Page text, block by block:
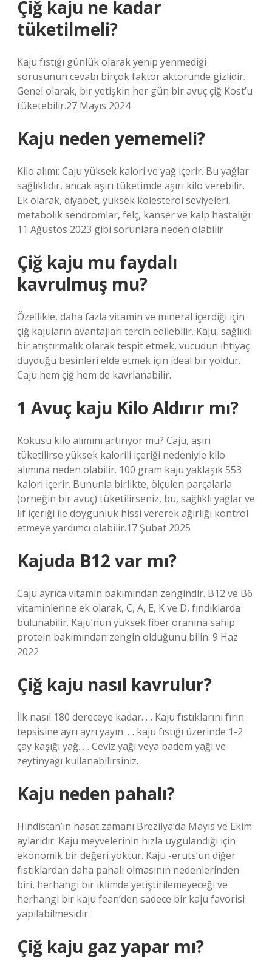
Çiğ kaju ne kadar
tüketilmeli?
Kaju fıstığı günlük olarak yenip yenmediği
sorusunun cevabı birçok faktör aktöründe gizlidir.
Genel olarak, bir yetişkin her gün bir avuç çiğ Kost’u
tüketebilir.27 Mayıs 2024
Kaju neden yememeli?
Kilo alımı: Caju yüksek kalori ve yağ içerir. Bu yağlar
sağlıklıdır, ancak aşırı tüketimde aşırı kilo verebilir.
Ek olarak, diyabet, yüksek kolesterol seviyeleri,
metabolik sendromlar, felç, kanser ve kalp hastalığı
11 Ağustos 2023 gibi sorunlara neden olabilir
Çiğ kaju mu faydalı
kavrulmuş mu?
Özellikle, daha fazla vitamin ve mineral içerdiği için
çiğ kajuların avantajları tercih edilebilir. Kaju, sağlıklı
bir atıştırmalık olarak tespit etmek, vücudun ihtiyaç
duyduğu besinleri elde etmek için ideal bir yoldur.
Caju hem çiğ hem de kavrlanabilir.
1 Avuç kaju Kilo Aldırır mı?
Kokusu kilo alımını artırıyor mu? Caju, aşırı
tüketilirse yüksek kalorili içeriği nedeniyle kilo
alımına neden olabilir. 100 gram kaju yaklaşık 553
kalori içerir. Bununla birlikte, ölçülen parçalarla
(örneğin bir avuç) tüketilirseniz, bu, sağlıklı yağlar ve
lif içeriği ile doygunluk hissi vererek ağırlığı kontrol
etmeye yardımcı olabilir.17 Şubat 2025
Kajuda B12 var mı?
Caju ayrıca vitamin bakımından zengindir. B12 ve B6
vitaminlerine ek olarak, C, A, E, K ve D, fındıklarda
bulunabilir. Kaju’nun yüksek fiber oranına sahip
protein bakımından zengin olduğunu bilin. 9 Haz
2022
Çiğ kaju nasıl kavrulur?
İlk nasıl 180 dereceye kadar. … Kaju fıstıklarını fırın
tepsisine ayrı ayrı yayın. … kaju fıstığı üzerinde 1-2
çay kaşığı yağ. … Ceviz yağı veya badem yağı ve
zeytinyağı kullanabilirsiniz.
Kaju neden pahalı?
Hindistan’ın hasat zamanı Brezilya’da Mayıs ve Ekim
aylarıdır. Kaju meyvelerinin hızla uygulandığı için
ekonomik bir değeri yoktur. Kaju -eruts’un diğer
fıstıklardan daha pahalı olmasının nedenlerinden
biri, herhangi bir iklimde yetiştirilemeyeceği ve
herhangi bir kaju fean’den sadece bir kaju favorisi
yapılabilmesidir.
Çiğ kaju gaz yapar mı?